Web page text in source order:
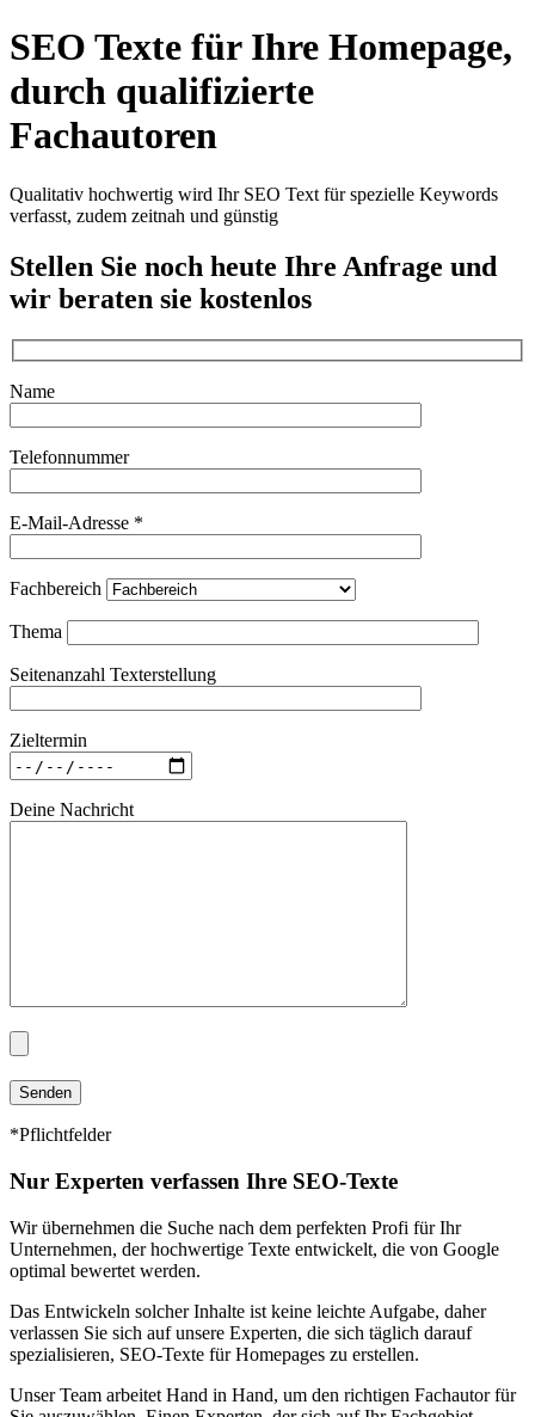
SEO Texte für Ihre Homepage,
durch qualifizierte
Fachautoren
Qualitativ hochwertig wird Ihr SEO Text für spezielle Keywords
verfasst, zudem zeitnah und günstig
Stellen Sie noch heute Ihre Anfrage und
wir beraten sie kostenlos
Name
Telefonnummer
E-Mail-Adresse *
Fachbereich
Thema
Seitenanzahl Texterstellung
Zieltermin
Deine Nachricht
*Pflichtfelder
Nur Experten verfassen Ihre SEO-Texte
Wir übernehmen die Suche nach dem perfekten Profi für Ihr
Unternehmen, der hochwertige Texte entwickelt, die von Google
optimal bewertet werden.
Das Entwickeln solcher Inhalte ist keine leichte Aufgabe, daher
verlassen Sie sich auf unsere Experten, die sich täglich darauf
spezialisieren, SEO-Texte für Homepages zu erstellen.
Unser Team arbeitet Hand in Hand, um den richtigen Fachautor für